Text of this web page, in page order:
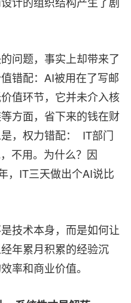
问题，事实上却带来了
错配：AI被用在了写邮
值环节，它并未介入核
方面，省下来的钱在财
，权力错配： IT部门
不用。为什么？因
，IT三天做出个AI说比
技术本身，而是如何让
年累月积累的经验沉
率和商业价值。